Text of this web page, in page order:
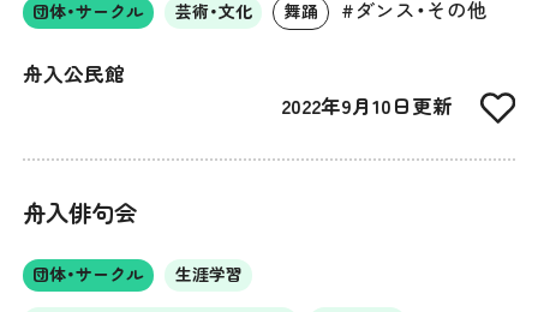
団体・サークル 芸術・文化 舞踊 #ダンス・その他
舟入公民館
2022年9月10日更新
舟入俳句会
団体・サークル 生涯学習